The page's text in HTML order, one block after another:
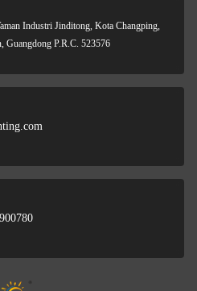
Industri Jinditong, Kota Changping,
Guangdong P.R.C. 523576